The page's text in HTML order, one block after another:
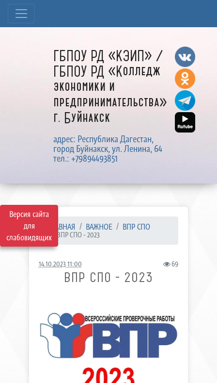
Версия сайта
для
слабовидящих
ГБПОУ РД «КЭИП» /
ГБПОУ РД «Колледж
экономики и
предпринимательства»
г. Буйнакск
адрес: Республика Дагестан,
город Буйнакск, ул. Ленина, 64
тел.: +79894493851
ГЛАВНАЯ ВАЖНОЕ ВПР СПО
ВПР СПО - 2023
14.10.2023 11:00 69
ВПР СПО - 2023